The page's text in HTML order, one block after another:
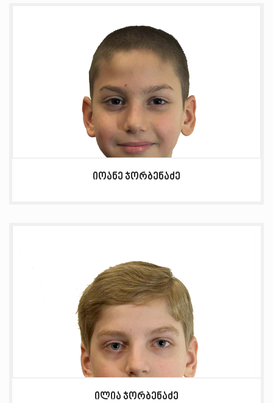
იოანე ჯორბენაძე
ილია ჯორბენაძე